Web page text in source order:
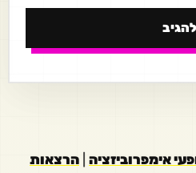
אימפרוביזציה הרצאות